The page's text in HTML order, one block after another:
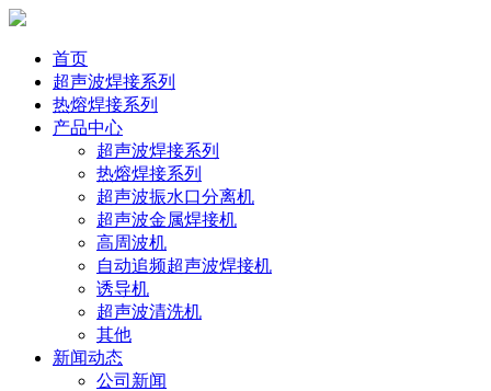
首页
超声波焊接系列
热熔焊接系列
产品中心
超声波焊接系列
热熔焊接系列
超声波振水口分离机
超声波金属焊接机
高周波机
自动追频超声波焊接机
诱导机
超声波清洗机
其他
新闻动态
公司新闻